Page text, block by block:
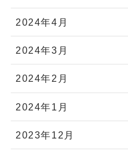
2024年4月
2024年3月
2024年2月
2024年1月
2023年12月